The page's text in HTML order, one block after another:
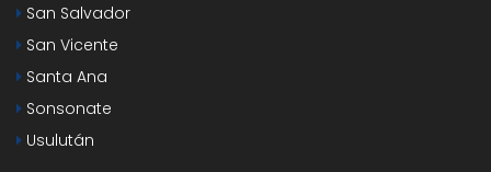
San Salvador
San Vicente
Santa Ana
Sonsonate
Usulután